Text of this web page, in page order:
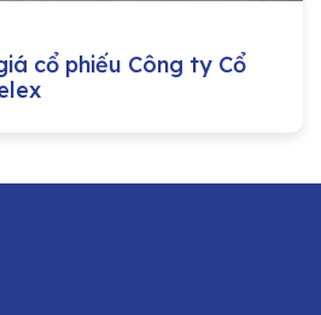
cổ phiếu Công ty Cổ